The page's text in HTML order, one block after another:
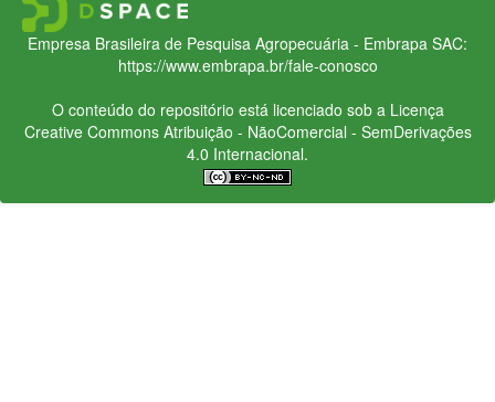
Empresa Brasileira de Pesquisa Agropecuária - Embrapa SAC:
https://www.embrapa.br/fale-conosco
O conteúdo do repositório está licenciado sob a Licença
Creative CommonsAtribuição - NãoComercial - SemDerivações
4.0 Internacional.